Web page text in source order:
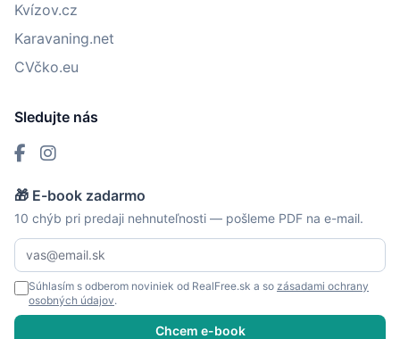
Kvízov.cz
Karavaning.net
CVčko.eu
Sledujte nás
🎁 E-book zadarmo
10 chýb pri predaji nehnuteľnosti — pošleme PDF na e-mail.
Súhlasím s odberom noviniek od RealFree.sk a so zásadami ochrany
osobných údajov.
Chcem e-book